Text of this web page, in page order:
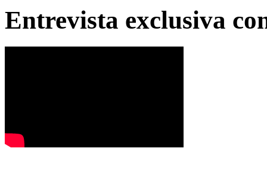
Entrevista exclusiva